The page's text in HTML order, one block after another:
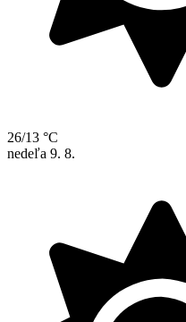
26/13 °C
nedeľa 9. 8.